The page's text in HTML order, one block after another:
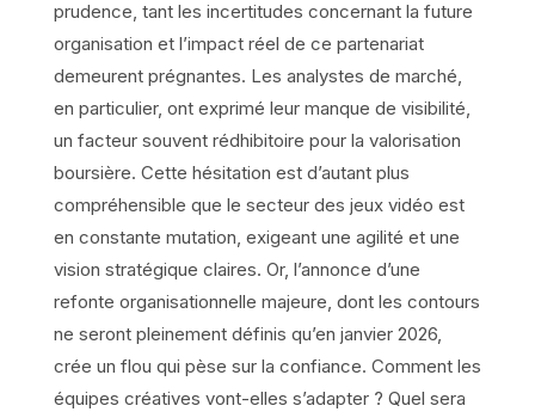
prudence, tant les incertitudes concernant la future
organisation et l’impact réel de ce partenariat
demeurent prégnantes. Les analystes de marché,
en particulier, ont exprimé leur manque de visibilité,
un facteur souvent rédhibitoire pour la valorisation
boursière. Cette hésitation est d’autant plus
compréhensible que le secteur des jeux vidéo est
en constante mutation, exigeant une agilité et une
vision stratégique claires. Or, l’annonce d’une
refonte organisationnelle majeure, dont les contours
ne seront pleinement définis qu’en janvier 2026,
crée un flou qui pèse sur la confiance. Comment les
équipes créatives vont-elles s’adapter ? Quel sera